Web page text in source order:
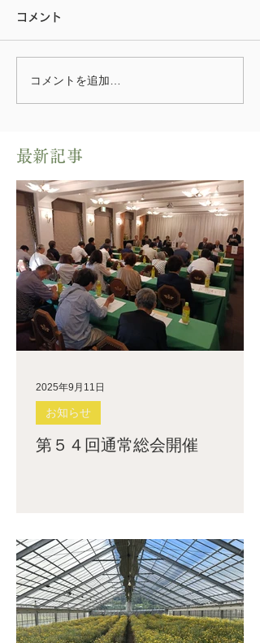
コメント
コメントを追加…
​最新記事
第５４回通常総会開催
お知らせ
2025年9月11日